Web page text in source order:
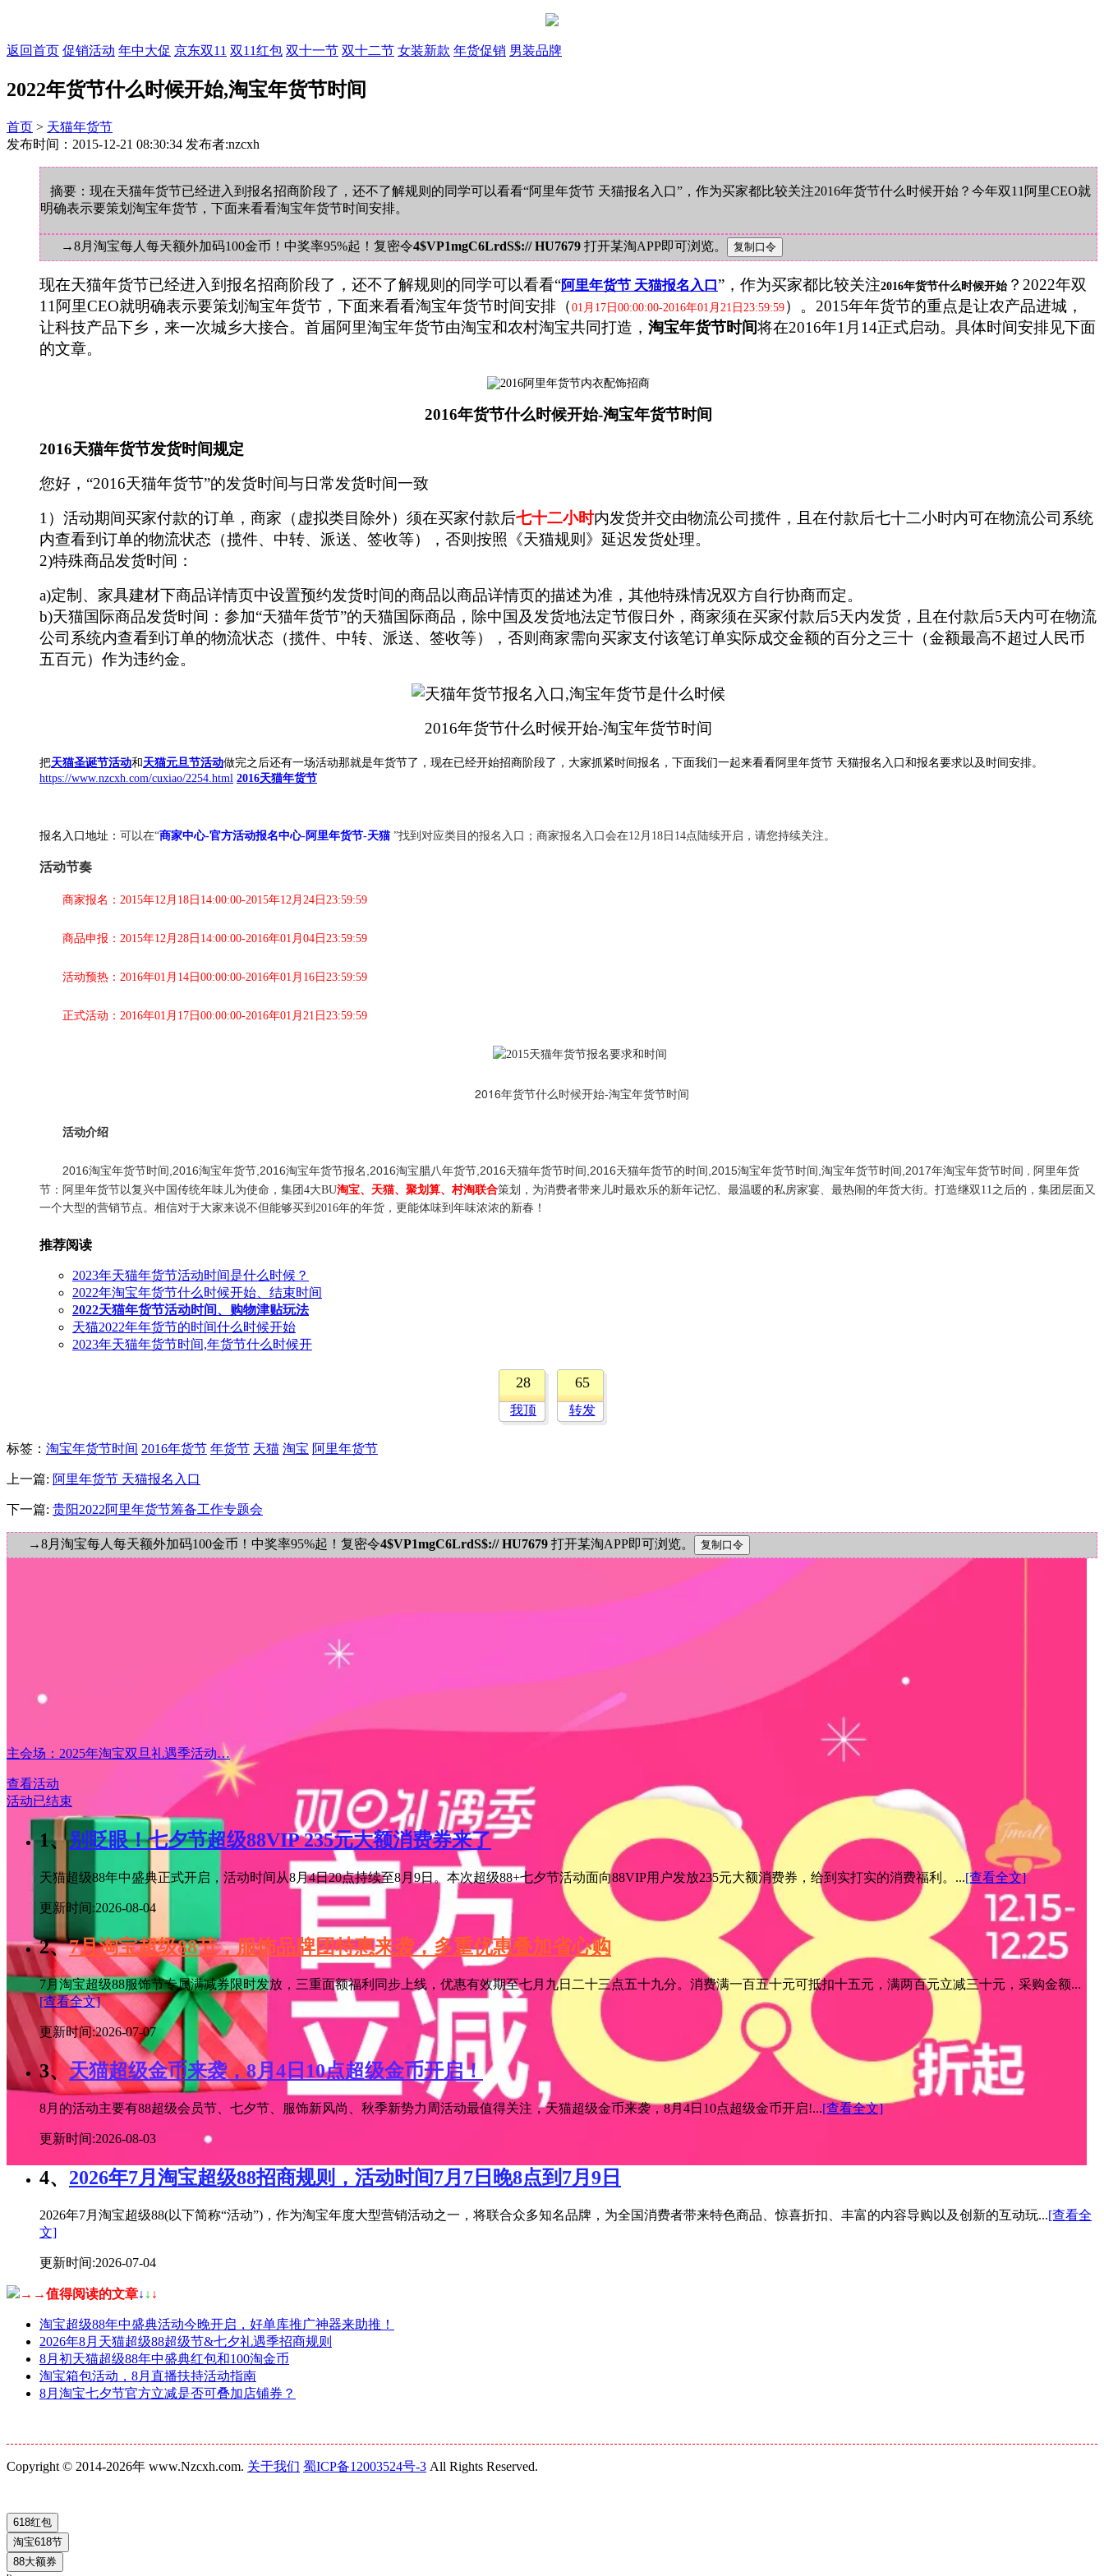
返回首页 促销活动 年中大促 京东双11 双11红包 双十一节 双十二节 女装新款 年货促销 男装品牌
2022年货节什么时候开始,淘宝年货节时间
首页 > 天猫年货节
发布时间：2015-12-21 08:30:34 发布者:nzcxh
摘要：现在天猫年货节已经进入到报名招商阶段了，还不了解规则的同学可以看看“阿里年货节 天猫报名入口”，作为买家都比较关注2016年货节什么时候开始？今年双11阿里CEO就
明确表示要策划淘宝年货节，下面来看看淘宝年货节时间安排。
→8月淘宝每人每天额外加码100金币！中奖率95%起！复密令4$VP1mgC6LrdS$:// HU7679 打开某淘APP即可浏览。
现在天猫年货节已经进入到报名招商阶段了，还不了解规则的同学可以看看“阿里年货节 天猫报名入口”，作为买家都比较关注2016年货节什么时候开始？2022年双
11阿里CEO就明确表示要策划淘宝年货节，下面来看看淘宝年货节时间安排（ 01月17日00:00:00-2016年01月21日23:59:59 ）。2015年年货节的重点是让农产品进城，
让科技产品下乡，来一次城乡大接合。首届阿里淘宝年货节由淘宝和农村淘宝共同打造， 淘宝年货节时间将在2016年1月14正式启动。具体时间安排见下面
的文章。
2016年货节什么时候开始-淘宝年货节时间
2016天猫年货节发货时间规定
您好，“2016天猫年货节”的发货时间与日常发货时间一致
1）活动期间买家付款的订单，商家（虚拟类目除外）须在买家付款后七十二小时内发货并交由物流公司揽件，且在付款后七十二小时内可在物流公司系统
内查看到订单的物流状态（揽件、中转、派送、签收等），否则按照《天猫规则》延迟发货处理。
2)特殊商品发货时间：
a)定制、家具建材下商品详情页中设置预约发货时间的商品以商品详情页的描述为准，其他特殊情况双方自行协商而定。
b)天猫国际商品发货时间：参加“天猫年货节”的天猫国际商品，除中国及发货地法定节假日外，商家须在买家付款后5天内发货，且在付款后5天内可在物流
公司系统内查看到订单的物流状态（揽件、中转、派送、签收等），否则商家需向买家支付该笔订单实际成交金额的百分之三十（金额最高不超过人民币
五百元）作为违约金。
2016年货节什么时候开始-淘宝年货节时间
把天猫圣诞节活动和天猫元旦节活动做完之后还有一场活动那就是年货节了，现在已经开始招商阶段了，大家抓紧时间报名，下面我们一起来看看阿里年货节 天猫报名入口和报名要求以及时间安排。
https://www.nzcxh.com/cuxiao/2254.html 2016天猫年货节
报名入口地址： 可以在“商家中心-官方活动报名中心-阿里年货节-天猫 ”找到对应类目的报名入口；商家报名入口会在12月18日14点陆续开启，请您持续关注。
活动节奏
商家报名：2015年12月18日14:00:00-2015年12月24日23:59:59
商品申报：2015年12月28日14:00:00-2016年01月04日23:59:59
活动预热：2016年01月14日00:00:00-2016年01月16日23:59:59
正式活动：2016年01月17日00:00:00-2016年01月21日23:59:59
2016年货节什么时候开始-淘宝年货节时间
活动介绍
2016淘宝年货节时间,2016淘宝年货节,2016淘宝年货节报名,2016淘宝腊八年货节,2016天猫年货节时间,2016天猫年货节的时间,2015淘宝年货节时间,淘宝年货节时间,2017年淘宝年货节时间 ， 阿里年货
节：阿里年货节以复兴中国传统年味儿为使命，集团4大BU淘宝、天猫、聚划算、村淘联合策划，为消费者带来儿时最欢乐的新年记忆、最温暖的私房家宴、最热闹的年货大街。打造继双11之后的，集团层面又
一个大型的营销节点。相信对于大家来说不但能够买到2016年的年货，更能体味到年味浓浓的新春！
推荐阅读
2023年天猫年货节活动时间是什么时候？
2022年淘宝年货节什么时候开始、结束时间
2022天猫年货节活动时间、购物津贴玩法
天猫2022年年货节的时间什么时候开始
2023年天猫年货节时间,年货节什么时候开
28
我顶
65
转发
标签 ： 淘宝年货节时间 2016年货节 年货节 天猫 淘宝 阿里年货节
上一篇: 阿里年货节 天猫报名入口
下一篇: 贵阳2022阿里年货节筹备工作专题会
→8月淘宝每人每天额外加码100金币！中奖率95%起！复密令4$VP1mgC6LrdS$:// HU7679 打开某淘APP即可浏览。
主会场：2025年淘宝双旦礼遇季活动…
查看活动
活动已结束
1、别眨眼！七夕节超级88VIP 235元大额消费券来了
天猫超级88年中盛典正式开启，活动时间从8月4日20点持续至8月9日。本次超级88+七夕节活动面向88VIP用户发放235元大额消费券，给到实打实的消费福利。...[查看全文]
更新时间:2026-08-04
2、7月淘宝超级88节，服饰品牌团特惠来袭，多重优惠叠加省心购
7月淘宝超级88服饰节专属满减券限时发放，三重面额福利同步上线，优惠有效期至七月九日二十三点五十九分。消费满一百五十元可抵扣十五元，满两百元立减三十元，采购金额...
[查看全文]
更新时间:2026-07-07
3、天猫超级金币来袭，8月4日10点超级金币开启！
8月的活动主要有88超级会员节、七夕节、服饰新风尚、秋季新势力周活动最值得关注，天猫超级金币来袭，8月4日10点超级金币开启!...[查看全文]
更新时间:2026-08-03
4、 2026年7月淘宝超级88招商规则，活动时间7月7日晚8点到7月9日
2026年7月淘宝超级88(以下简称“活动”)，作为淘宝年度大型营销活动之一，将联合众多知名品牌，为全国消费者带来特色商品、惊喜折扣、丰富的内容导购以及创新的互动玩...[查看全
文]
更新时间:2026-07-04
→→值得阅读的文章↓ ↓ ↓
淘宝超级88年中盛典活动今晚开启，好单库推广神器来助推！
2026年8月天猫超级88超级节&七夕礼遇季招商规则
8月初天猫超级88年中盛典红包和100淘金币
淘宝箱包活动，8月直播扶持活动指南
8月淘宝七夕节官方立减是否可叠加店铺券？
Copyright © 2014-2026年 www.Nzcxh.com. 关于我们 蜀ICP备12003524号-3 All Rights Reserved.